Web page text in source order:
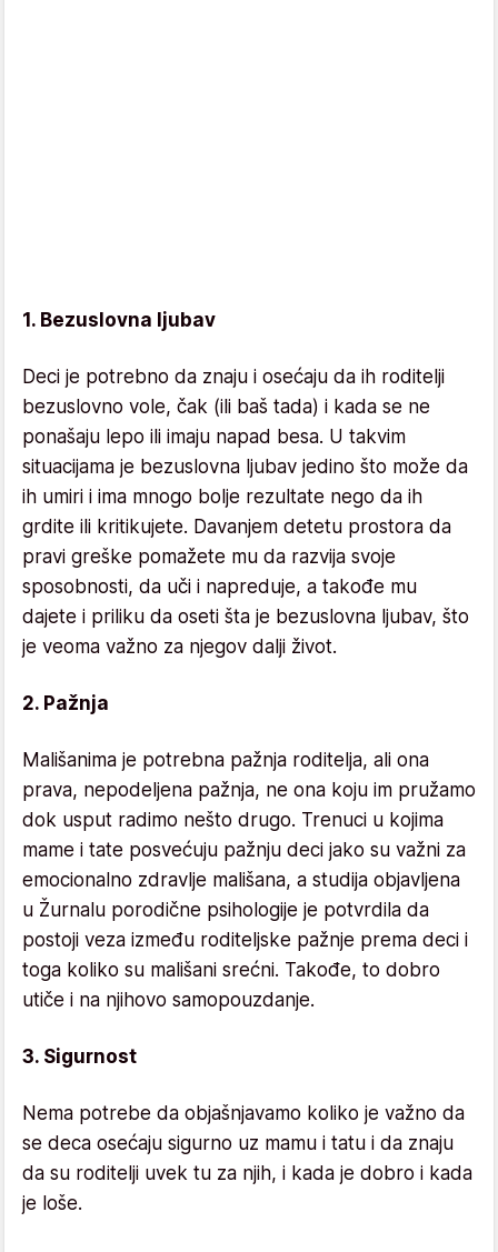
1. Bezuslovna ljubav
Deci je potrebno da znaju i osećaju da ih roditelji
bezuslovno vole, čak (ili baš tada) i kada se ne
ponašaju lepo ili imaju napad besa. U takvim
situacijama je bezuslovna ljubav jedino što može da
ih umiri i ima mnogo bolje rezultate nego da ih
grdite ili kritikujete. Davanjem detetu prostora da
pravi greške pomažete mu da razvija svoje
sposobnosti, da uči i napreduje, a takođe mu
dajete i priliku da oseti šta je bezuslovna ljubav, što
je veoma važno za njegov dalji život.
2. Pažnja
Mališanima je potrebna pažnja roditelja, ali ona
prava, nepodeljena pažnja, ne ona koju im pružamo
dok usput radimo nešto drugo. Trenuci u kojima
mame i tate posvećuju pažnju deci jako su važni za
emocionalno zdravlje mališana, a studija objavljena
u Žurnalu porodične psihologije je potvrdila da
postoji veza između roditeljske pažnje prema deci i
toga koliko su mališani srećni. Takođe, to dobro
utiče i na njihovo samopouzdanje.
3. Sigurnost
Nema potrebe da objašnjavamo koliko je važno da
se deca osećaju sigurno uz mamu i tatu i da znaju
da su roditelji uvek tu za njih, i kada je dobro i kada
je loše.